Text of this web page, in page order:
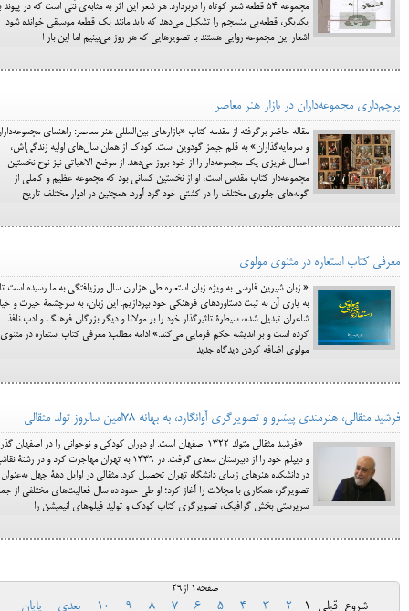
مجموعه 54 قطعه شعر کوتاه را دربردارد. هر شعر این اثر به مثابه‌ی نُتی است که در پیوند
یکدیگر، قطعه‌یی منسجم را تشکیل می‌دهد که باید مانند یک قطعه موسیقی خوانده شود.
اشعار این مجموعه روایی هستند با تصویرهایی که هر روز می‌بینیم اما این بار ا
پرچم‌داری مجموعه‌داران در بازار هنر معاصر
مقاله‌ حاضر برگرفته از مقدمه‌ کتاب «بازار‌های بین‌المللی هنر معاصر: راهنمای
و سرمایه‌گذاران» به قلم جیمز گودوین است. کودک از همان سال‌های اولیه زندگی‌اش،
اعمال غریزی یک مجموعه‌دار را از خود بروز می‌دهد. از موضع الاهیاتی نیز نوح نخستین
مجموعه‌دار کتاب مقدس است، او از نخستین کسانی بود که مجموعه عظیم و کاملی از
گونه‌های جانوری مختلف را در کشتی خود گرد آورد. همچنین در ادوار مختلف تاریخ
معرفی کتاب استعاره در مثنوی مولوی
« زبان شیرین فارسی به ویژه زبان استعاره طی هزاران سال ورزیافتگی به ما رسیده است تا
به یاری آن به ثبت دستاوردهای فرهنگی خود بپردازیم. این زبان، به سرچشمۀ حیرت و
شاعران تبدیل شده، سیطرۀ تاثیرگذار خود را بر مولانا و دیگر بزرگان فرهنگ و ادب نافذ
کرده است و بر اندیشه حکم فرمایی می‌کند.» ادامه مطلب: معرفی کتاب استعاره در مثنوی
مولوی اضافه کردن دیدگاه جدید
فرشید مثقالی، هنرمندی پیشرو و تصویرگری آوانگارد، به بهانه ۷۸امین سالروز تولد مثقالی
«فرشید مثقالی متولد 1322 اصفهان است. او دوران کودکی و نوجوانی را در اصفهان
و دیپلم خود را از دبیرستان سعدی گرفت. در 1339 به تهران مهاجرت کرد و در رشتۀ
در دانشکده هنرهای زیبای دانشگاه تهران تحصیل کرد. مثقالی در اوایل دهۀ چهل به‌عنوان
تصویرگر، همکاری با مجلات را آغاز کرد؛ او طی حدود ده سال فعالیت‌های مختلفی از
سرپرستی بخش گرافیک، تصویرگری کتاب کودک و تولید فیلم‌های انیمیشن را
صفحه1 از29
شروع قبلی 1
2
3
4
5
6
7
8
9
10 بعدی پایان